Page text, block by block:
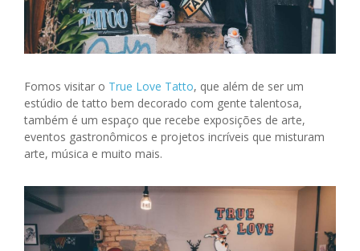
Fomos visitar o True Love Tatto, que além de ser um
estúdio de tatto bem decorado com gente talentosa,
também é um espaço que recebe exposições de arte,
eventos gastronômicos e projetos incríveis que misturam
arte, música e muito mais.